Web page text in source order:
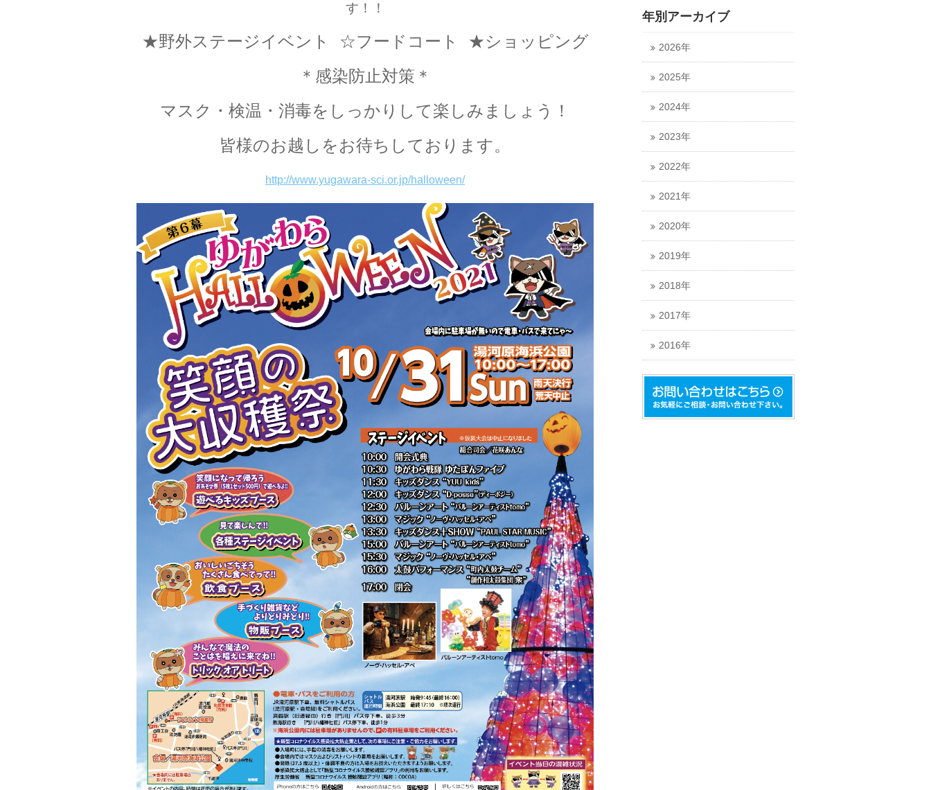
す！！
★野外ステージイベント ☆フードコート ★ショッピング
＊感染防止対策＊
マスク・検温・消毒をしっかりして楽しみましょう！
皆様のお越しをお待ちしております。
http://www.yugawara-sci.or.jp/halloween/
年別アーカイブ
2026年
2025年
2024年
2023年
2022年
2021年
2020年
2019年
2018年
2017年
2016年